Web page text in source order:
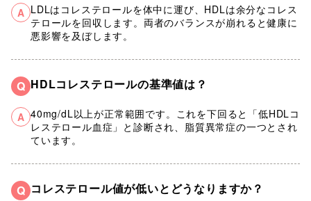
A LDLはコレステロールを体中に運び、HDLは余分なコレス
テロールを回収します。両者のバランスが崩れると健康に
悪影響を及ぼします。
Q HDLコレステロールの基準値は？
A 40mg/dL以上が正常範囲です。これを下回ると「低HDLコ
レステロール血症」と診断され、脂質異常症の一つとされ
ています。
Q コレステロール値が低いとどうなりますか？